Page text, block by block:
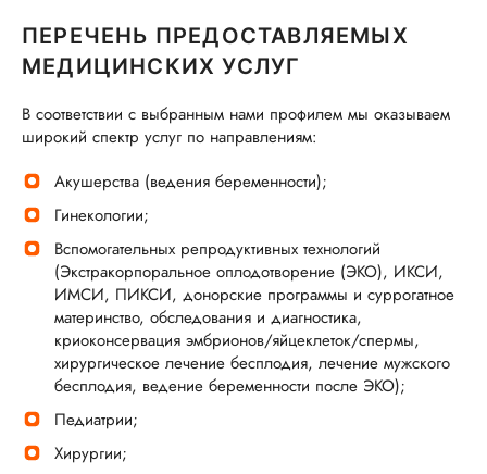
ПЕРЕЧЕНЬ ПРЕДОСТАВЛЯЕМЫХ
МЕДИЦИНСКИХ УСЛУГ
В соответствии с выбранным нами профилем мы оказываем
широкий спектр услуг по направлениям:
Акушерства (ведения беременности);
Гинекологии;
Вспомогательных репродуктивных технологий
(Экстракорпоральное оплодотворение (ЭКО), ИКСИ,
ИМСИ, ПИКСИ, донорские программы и суррогатное
материнство, обследования и диагностика,
криоконсервация эмбрионов/яйцеклеток/спермы,
хирургическое лечение бесплодия, лечение мужского
бесплодия, ведение беременности после ЭКО);
Педиатрии;
Хирургии;